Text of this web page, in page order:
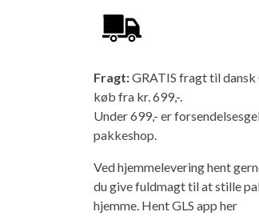
Fragt:GRATIS fragt til dansk
køb fra kr. 699,-.
Under 699,- er
pakkeshop.
Ved hjemmelevering hent
du give fuldmagt til at stille
hjemme. Hent GLS app her